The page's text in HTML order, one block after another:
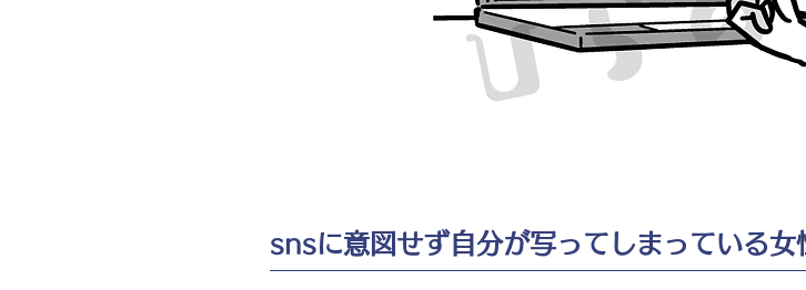
snsに意図せず自分が写ってしまっている女